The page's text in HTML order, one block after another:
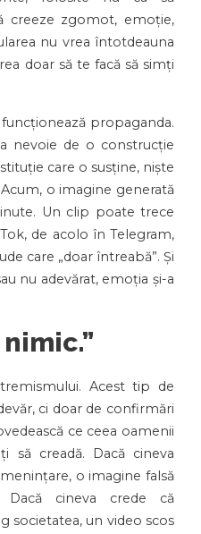
creeze zgomot, emoție,
nu vrea întotdeauna
doar să te facă să simți
propaganda.
nevoie de o construcție
care o susține, niște
o imagine generată
Un clip poate trece
de acolo în Telegram,
care „doar întreabă”. Și
nu adevărat, emoția și-a
Acest tip de
ci doar de confirmări
ce ceea oamenii
să creadă. Dacă cineva
o imagine falsă
Dacă cineva crede că
societatea, un video scos